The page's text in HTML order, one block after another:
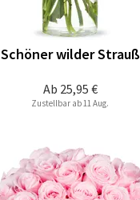
Ab 25,95 €
Schöner wilder Strauß
Zustellbar ab 11 Aug.